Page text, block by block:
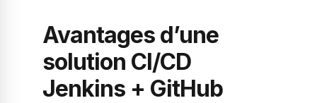
Avantages d’une
solution CI/CD
Jenkins + GitHub